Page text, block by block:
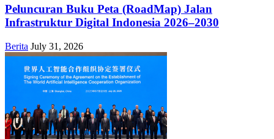
Peluncuran Buku Peta (RoadMap) Jalan
Infrastruktur Digital Indonesia 2026–2030
Berita July 31, 2026